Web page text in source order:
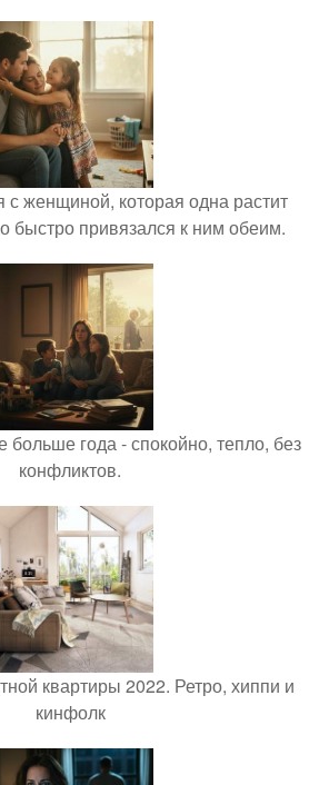
женщиной, которая одна растит
быстро привязался к ним обеим.
года - спокойно, тепло, без
конфликтов.
квартиры 2022. Ретро, хиппи и
кинфолк